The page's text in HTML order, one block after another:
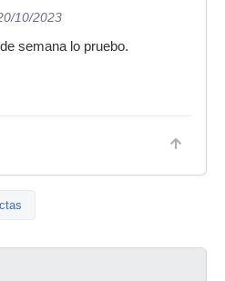
10/2023
semana lo pruebo.